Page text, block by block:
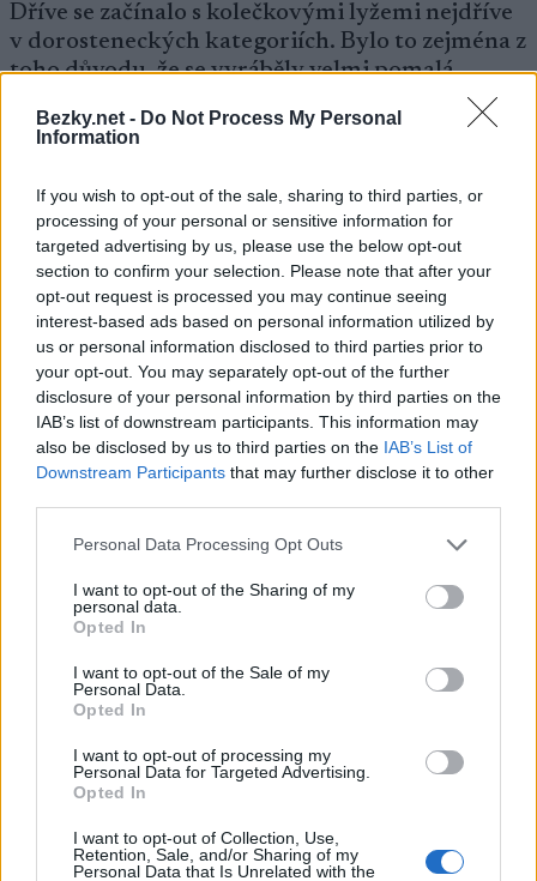
Bezky.net - Do Not Process My Personal
Information
If you wish to opt-out of the sale, sharing to third parties, or
processing of your personal or sensitive information for
targeted advertising by us, please use the below opt-out
section to confirm your selection. Please note that after your
opt-out request is processed you may continue seeing
interest-based ads based on personal information utilized by
us or personal information disclosed to third parties prior to
your opt-out. You may separately opt-out of the further
disclosure of your personal information by third parties on the
IAB’s list of downstream participants. This information may
also be disclosed by us to third parties on the IAB’s List of
Downstream Participants that may further disclose it to other
Please note that this website/app uses one or more Google
not limited to your visit or usage behaviour. You may click to
grant or deny consent to Google and its third-party tags to
use your data for below specified purposes in below Google
consent section.
Personal Data Processing Opt Outs
I want to opt-out of the Sharing of my
personal data.
Opted In
I want to opt-out of the Sale of my
Personal Data.
Opted In
I want to opt-out of processing my
Personal Data for Targeted Advertising.
Opted In
I want to opt-out of Collection, Use,
Retention, Sale, and/or Sharing of my
Personal Data that Is Unrelated with the
Dříve se začínalo s kolečkovými lyžemi nejdříve
v dorosteneckých kategoriích. Bylo to zejména z
toho důvodu, že se vyráběly velmi pomalá
kolečka a děti by se na lyžích moc dřely. Nyní se
dají pořídit rychlejší kolečkové lyže a děti se
Ideální jsou pro ně rovné asfaltové plochy, např.
parkoviště, kde jim můžete nachystat třeba
slalomovou dráhu, nebo si mohou na
kolečkových lyžích zahrát fotbal či další hry.
6. Na kolečkových lyžích netrpí klouby jako při
běhu
Kolečkové lyže patří mezi nejdůležitější letní
tréninkové prostředky lyžaře. Můžete na nich
rovnováhu. Oproti běhu je jízda na lyžích daleko
Především u častých soupažových tréninků jsou
velmi namáhány šlachy upínající se k lokti, a to
při každém odrazu hole o tvrdý asfalt. Je to
hodně individuální, někteří elitní lyžaři s tzv.
tenisovými lokty nemají problém. Někteří profi
běžci dokonce využívají během letní přípravy
kompresní návleky na lokty, aby jim tlumily
otřesy. Třeba nějaký génius časem vymyslí
speciální hole, které budou tlumit nárazy.